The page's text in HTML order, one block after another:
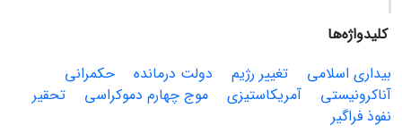
کلیدواژه‌ها
بیداری اسلامی
تغییر رژیم دولت درمانده
حکم‏رانی
آناکرونیستی
آمریکاستیزی موج چهارم دموکراسی
تحقیر
نفوذ فراگیر